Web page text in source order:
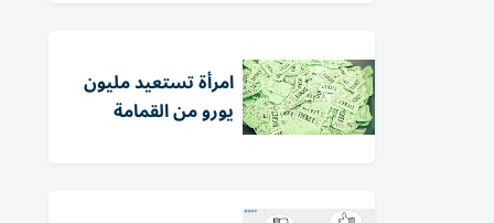
امرأة تستعيد مليون
يورو من القمامة